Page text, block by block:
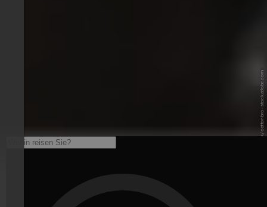
© AdobeStock / cottonbro - stock.adobe.com